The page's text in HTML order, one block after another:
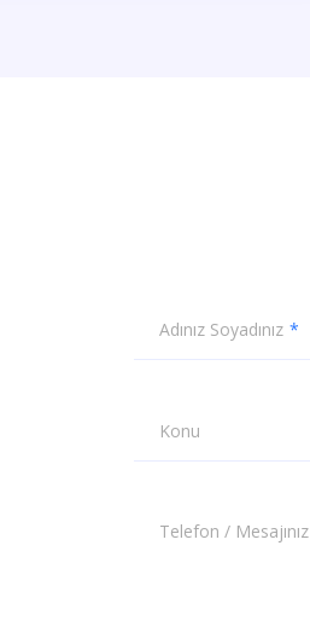
Adınız Soyadınız
Konu
Telefon / Mesajınız